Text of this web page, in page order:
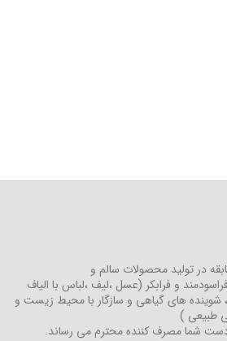
حدود18 سال سابقه در تولید محصولات سالم و
و فرابکر (عسل ،لیف ،لباس با الیاف
شوینده های گیاهی و سازگار با محیط زیست و
طبیعی )
شما مصرف کننده محترم می رساند.